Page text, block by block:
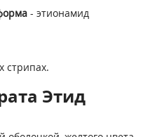
- этионамид
стрипах.
Этид